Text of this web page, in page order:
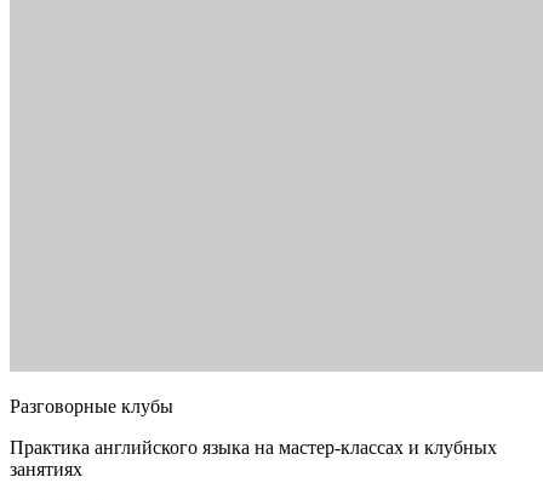
Разговорные клубы
Практика английского языка на мастер-классах и клубных
занятиях